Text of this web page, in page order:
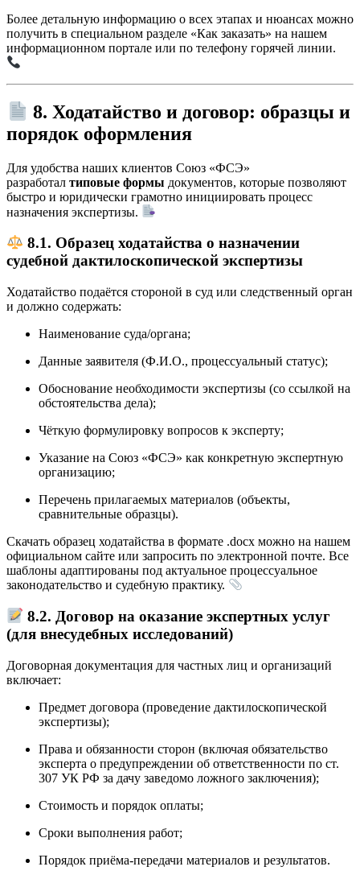
Более детальную информацию о всех этапах и нюансах можно
получить в специальном разделе «Как заказать» на нашем
информационном портале или по телефону горячей линии.
8. Ходатайство и договор: образцы и
порядок оформления
Для удобства наших клиентов Союз «ФСЭ»
разработал типовые формы документов, которые позволяют
быстро и юридически грамотно инициировать процесс
назначения экспертизы.
8.1. Образец ходатайства о назначении
судебной дактилоскопической экспертизы
Ходатайство подаётся стороной в суд или следственный орган
и должно содержать:
Наименование суда/органа;
Данные заявителя (Ф.И.О., процессуальный статус);
Обоснование необходимости экспертизы (со ссылкой на
обстоятельства дела);
Чёткую формулировку вопросов к эксперту;
Указание на Союз «ФСЭ» как конкретную экспертную
организацию;
Перечень прилагаемых материалов (объекты,
сравнительные образцы).
Скачать образец ходатайства в формате .docx можно на нашем
официальном сайте или запросить по электронной почте. Все
шаблоны адаптированы под актуальное процессуальное
законодательство и судебную практику.
8.2. Договор на оказание экспертных услуг
(для внесудебных исследований)
Договорная документация для частных лиц и организаций
включает:
Предмет договора (проведение дактилоскопической
экспертизы);
Права и обязанности сторон (включая обязательство
эксперта о предупреждении об ответственности по ст.
307 УК РФ за дачу заведомо ложного заключения);
Стоимость и порядок оплаты;
Сроки выполнения работ;
Порядок приёма-передачи материалов и результатов.